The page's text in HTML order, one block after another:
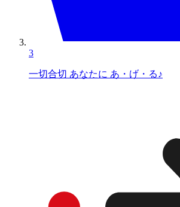
3
一切合切 あなたに あ・げ・る♪